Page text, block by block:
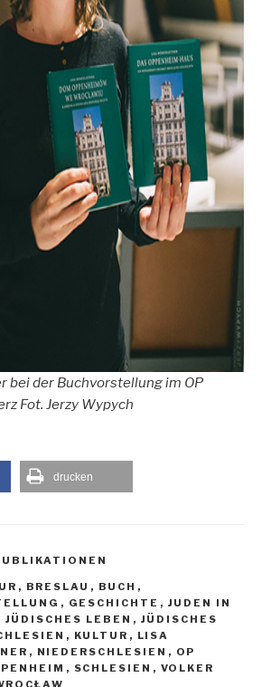
bei der Buchvorstellung im OP
Fot. Jerzy Wypych
drucken
, BRESLAU , BUCH ,
, GESCHICHTE , JUDEN IN
JÜDISCHES LEBEN , JÜDISCHES
, KULTUR , LISA
, NIEDERSCHLESIEN , OP
, SCHLESIEN , VOLKER